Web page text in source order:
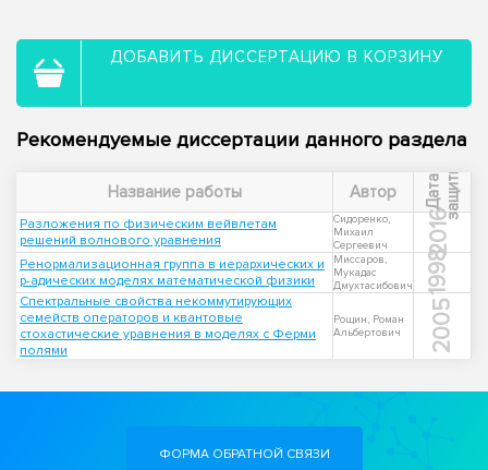
ДОБАВИТЬ ДИССЕРТАЦИЮ В КОРЗИНУ
Рекомендуемые диссертации данного раздела
Название работы Автор Д
а
т
а
з
а
щ
и
ты
Разложения по физическим вейвлетам
решений волнового уравнения
Сидоренко,
Михаил
Сергеевич
2016
Ренормализационная группа в иерархических и
р-адических моделях математической физики
Миссаров,
Мукадас
Дмухтасибович
1998
Спектральные свойства некоммутирующих
семейств операторов и квантовые
стохастические уравнения в моделях с Ферми
полями
Рощин, Роман
Альбертович
2005
ФОРМА ОБРАТНОЙ СВЯЗИ